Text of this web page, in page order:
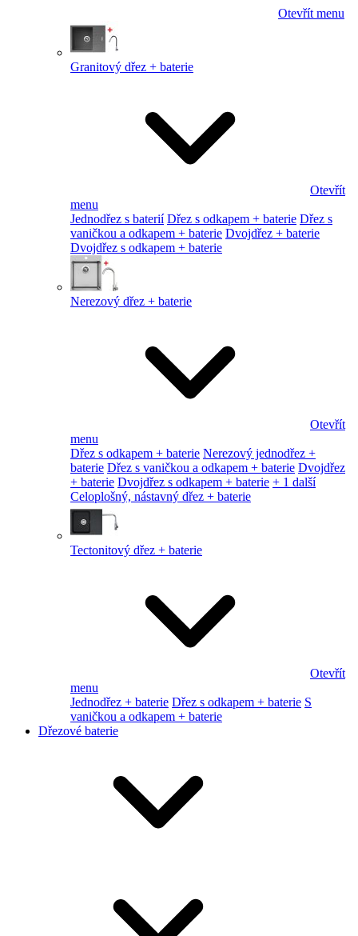
Otevřít menu
Granitový dřez + baterie
Otevřít
menu
Jednodřez s baterií Dřez s odkapem + baterie Dřez s
vaničkou a odkapem + baterie Dvojdřez + baterie
Dvojdřez s odkapem + baterie
Nerezový dřez + baterie
Otevřít
menu
Dřez s odkapem + baterie Nerezový jednodřez +
baterie Dřez s vaničkou a odkapem + baterie Dvojdřez
+ baterie Dvojdřez s odkapem + baterie + 1 další
Celoplošný, nástavný dřez + baterie
Tectonitový dřez + baterie
Otevřít
menu
Jednodřez + baterie Dřez s odkapem + baterie S
vaničkou a odkapem + baterie
Dřezové baterie